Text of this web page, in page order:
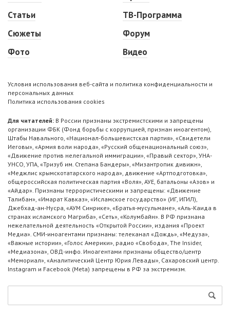
Статьи
Сюжеты
Фото
ТВ-Программа
Форум
Видео
Условия использования веб-сайта и политика конфиденциальности и
персональных данных
Политика использования cookies
Для читателей: В России признаны экстремистскими и запрещены
организации ФБК (Фонд борьбы с коррупцией, признан иноагентом),
Штабы Навального, «Национал-большевистская партия», «Свидетели
Иеговы», «Армия воли народа», «Русский общенациональный союз»,
«Движение против нелегальной иммиграции», «Правый сектор», УНА-
УНСО, УПА, «Тризуб им. Степана Бандеры», «Мизантропик дивижн»,
«Меджлис крымскотатарского народа», движение «Артподготовка»,
общероссийская политическая партия «Воля», АУЕ, батальоны «Азов» и
«Айдар». Признаны террористическими и запрещены: «Движение
Талибан», «Имарат Кавказ», «Исламское государство» (ИГ, ИГИЛ),
Джебхад-ан-Нусра, «АУМ Синрике», «Братья-мусульмане», «Аль-Каида в
странах исламского Магриба», «Сеть», «Колумбайн». В РФ признана
нежелательной деятельность «Открытой России», издания «Проект
Медиа». СМИ-иноагентами признаны: телеканал «Дождь», «Медуза»,
«Важные истории», «Голос Америки», радио «Свобода», The Insider,
«Медиазона», ОВД-инфо. Иноагентами признаны общество/центр
«Мемориал», «Аналитический Центр Юрия Левады», Сахаровский центр.
Instagram и Facebook (Metа) запрещены в РФ за экстремизм.